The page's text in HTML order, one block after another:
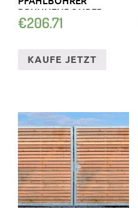
BRUNNENBOHRER
ERDBOHRGERÄT
€206.71
KAUFE JETZT